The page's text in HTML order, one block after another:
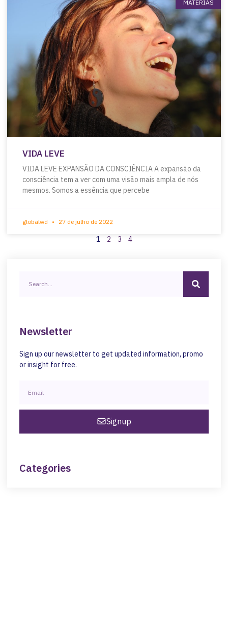
MATÉRIAS
VIDA LEVE
VIDA LEVE EXPANSÃO DA CONSCIÊNCIA A expansão da
consciência tem a ver com uma visão mais ampla de nós
mesmos. Somos a essência que percebe
globalwd 27 de julho de 2022
1 2 3 4
Newsletter
Sign up our newsletter to get updated information, promo
or insight for free.
Signup
Categories